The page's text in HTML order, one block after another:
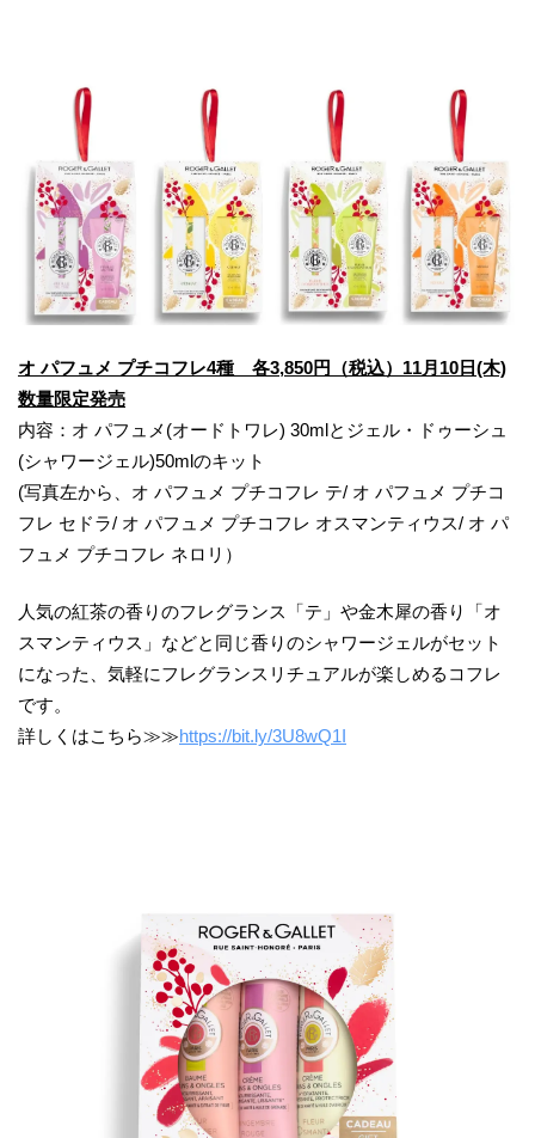
オ パフュメ プチコフレ4種 各3,850円（税込） 11月10日(木)
数量限定発売
内容：オ パフュメ(オードトワレ) 30mlとジェル・ドゥーシュ
(シャワージェル)50mlのキット
(写真左から、オ パフュメ プチコフレ テ/ オ パフュメ プチコ
フレ セドラ/ オ パフュメ プチコフレ オスマンティウス/ オ パ
フュメ プチコフレ ネロリ）
人気の紅茶の香りのフレグランス「テ」や金木犀の香り「オ
スマンティウス」などと同じ香りのシャワージェルがセット
になった、気軽にフレグランスリチュアルが楽しめるコフレ
です。
詳しくはこちら≫≫https://bit.ly/3U8wQ1I